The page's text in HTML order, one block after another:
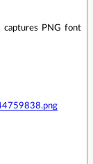
captures PNG font